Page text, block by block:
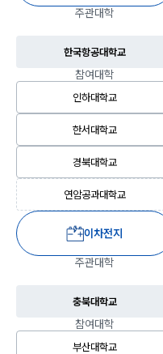
주관대학
한국항공대학교
참여대학
인하대학교
한서대학교
경북대학교
연암공과대학교
이차전지
주관대학
충북대학교
참여대학
부산대학교